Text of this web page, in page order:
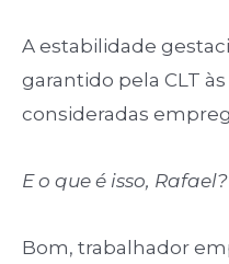
A estabilidade
garantido pela CLT
consideradas
E o que é isso, Rafael?
Bom, trabalhador